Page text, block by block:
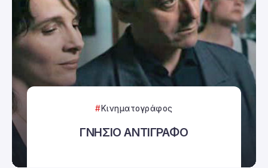
Κινηματογράφος
ΓΝΗΣΙΟ ΑΝΤΙΓΡΑΦΟ